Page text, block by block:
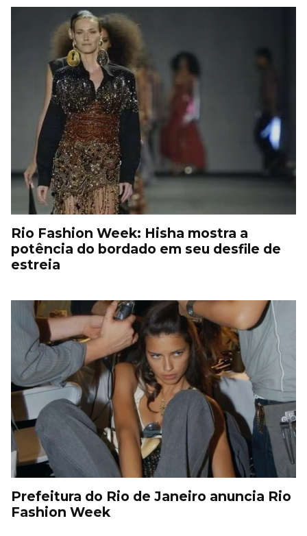
Rio Fashion Week: Hisha mostra a
potência do bordado em seu desfile de
estreia
Prefeitura do Rio de Janeiro anuncia Rio
Fashion Week